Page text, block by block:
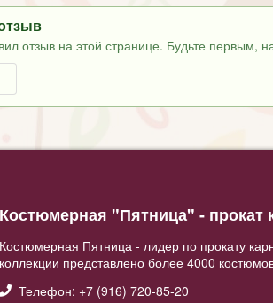
отзыв на этой странице. Будьте первым,
Костюмерная "Пятница" - прокат
Костюмерная Пятница - лидер по прокату
коллекции представлено более 4000
Телефон: +7 (916) 720-85-20